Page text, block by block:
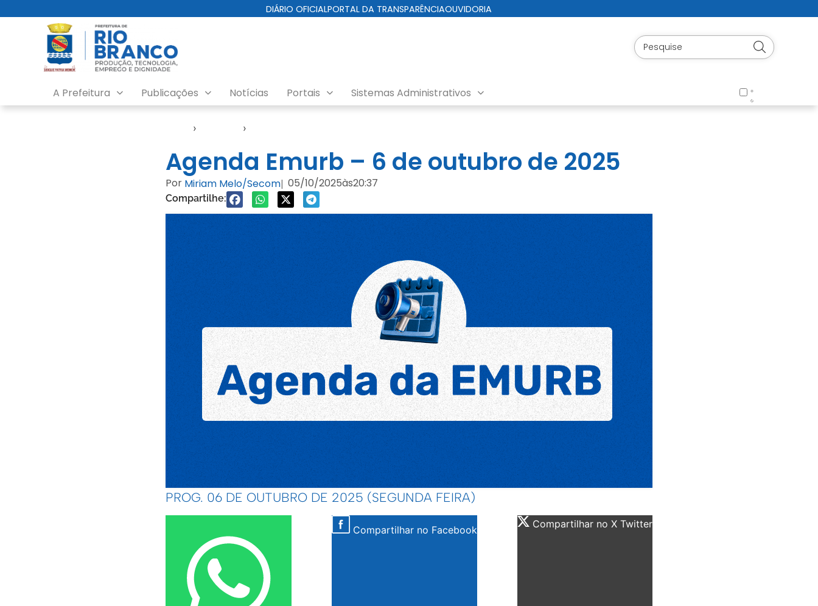
DIÁRIO OFICIALPORTAL DA TRANSPARÊNCIAOUVIDORIA
A Prefeitura Publicações Notícias Portais Sistemas Administrativos
› ›
Agenda Emurb – 6 de outubro de 2025
Por Miriam Melo/Secom| 05/10/2025às20:37
Compartilhe:
PROG. 06 DE OUTUBRO DE 2025 (SEGUNDA FEIRA)
Compartilhar no Facebook Compartilhar no X Twitter